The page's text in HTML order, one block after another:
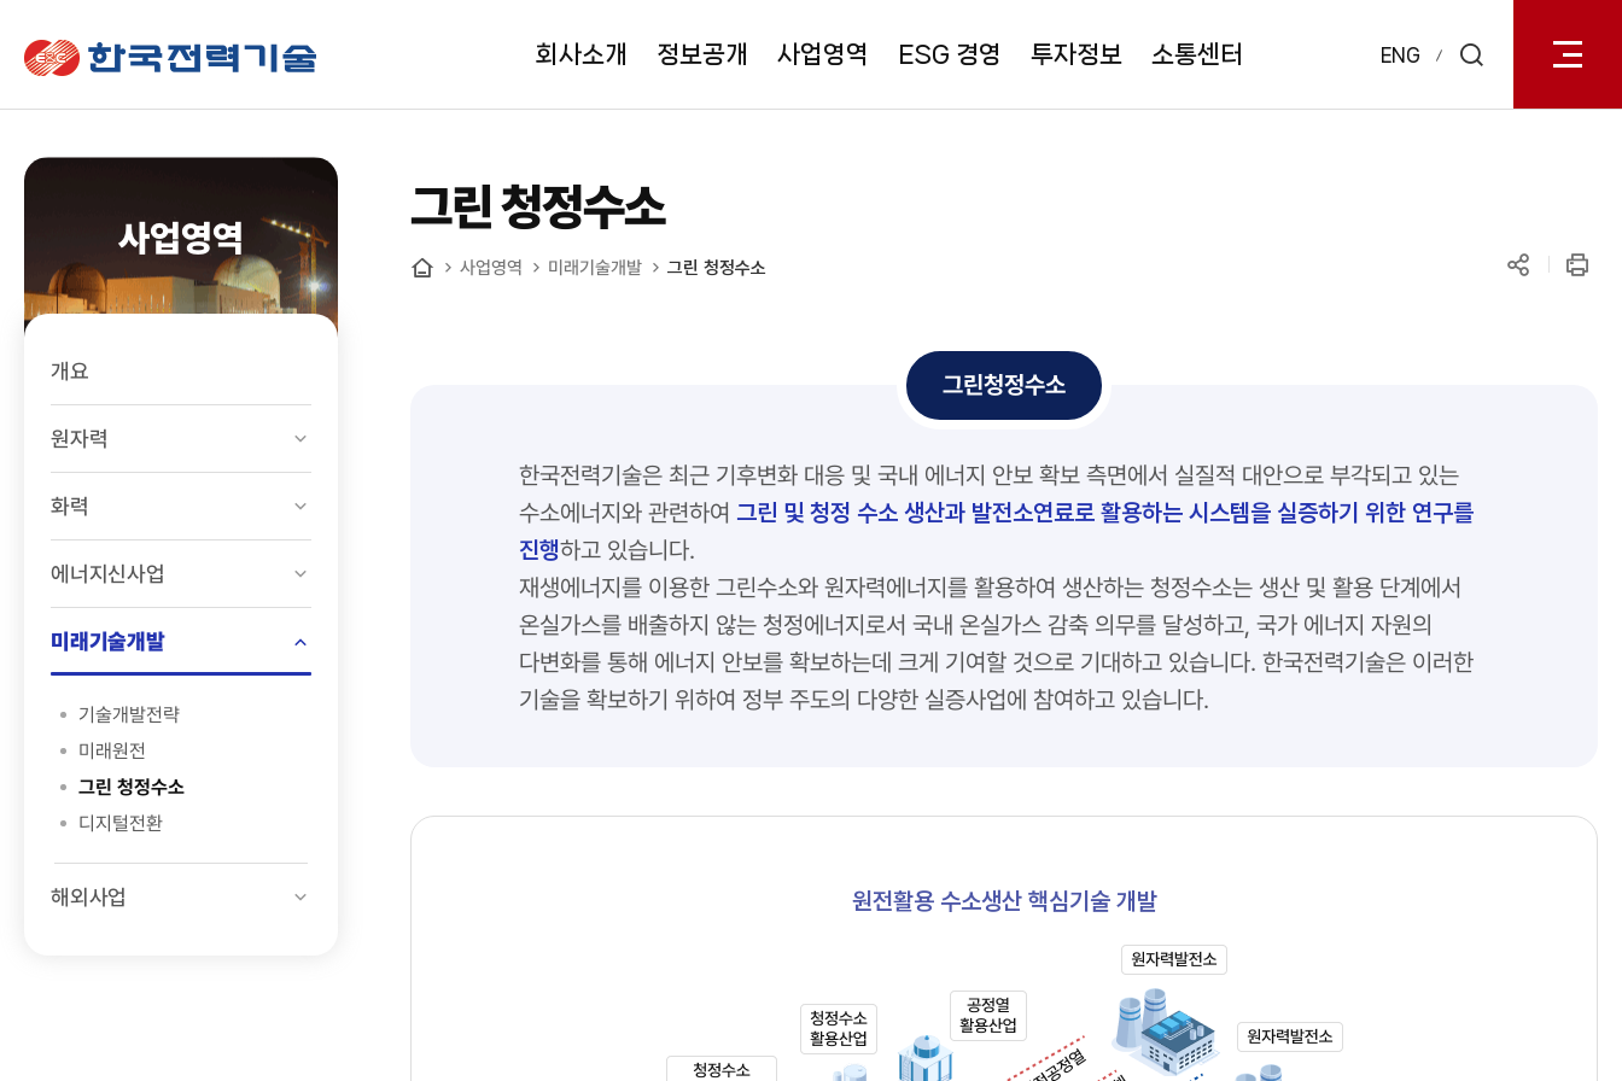
한국전력기술
회사소개 정보공개 사업영역 ESG 경영 투자정보 소통센터 ENG
열기
사업영역
개요
원자력
화력
에너지신사업
미래기술개발
기술개발전략
미래원전
그린 청정수소
디지털전환
해외사업
그린 청정수소
사업영역 미래기술개발 그린 청정수소
그린청정수소
한국전력기술은 최근 기후변화 대응 및 국내 에너지 안보 확보 측면에서 실질적 대안으로 부각되고 있는
수소에너지와 관련하여 그린 및 청정 수소 생산과 발전소연료로 활용하는 시스템을 실증하기 위한 연구를
진행하고 있습니다.
재생에너지를 이용한 그린수소와 원자력에너지를 활용하여 생산하는 청정수소는 생산 및 활용 단계에서
온실가스를 배출하지 않는 청정에너지로서 국내 온실가스 감축 의무를 달성하고, 국가 에너지 자원의
다변화를 통해 에너지 안보를 확보하는데 크게 기여할 것으로 기대하고 있습니다. 한국전력기술은 이러한
기술을 확보하기 위하여 정부 주도의 다양한 실증사업에 참여하고 있습니다.
원전활용 수소생산 핵심기술 개발